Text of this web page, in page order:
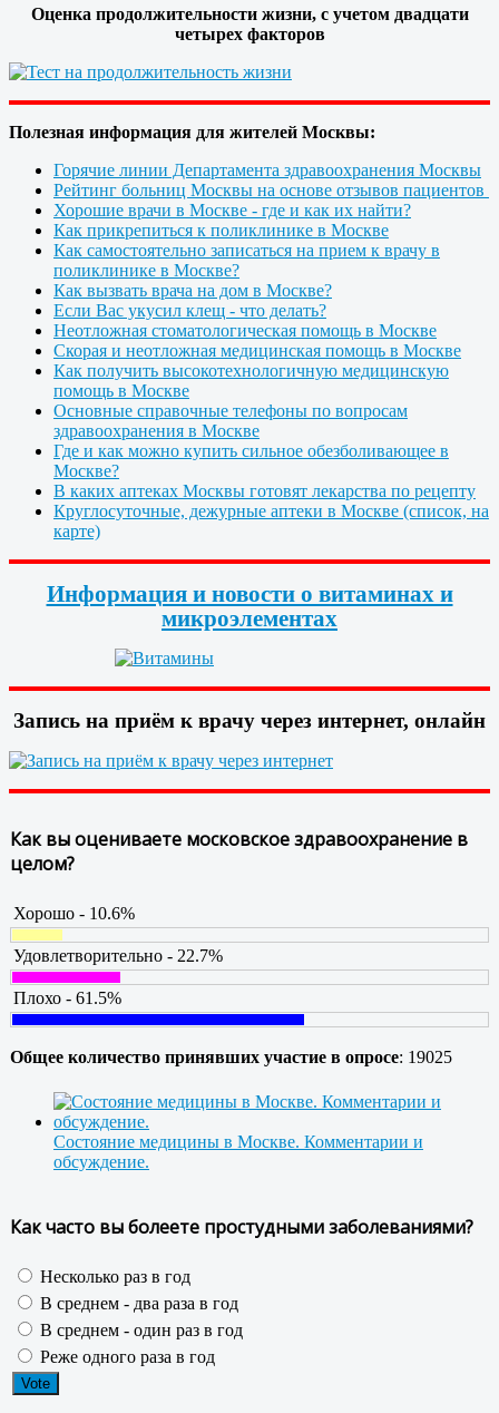
Оценка продолжительности жизни, с учетом двадцати
четырех факторов
Полезная информация для жителей Москвы:
Горячие линии Департамента здравоохранения Москвы
Рейтинг больниц Москвы на основе отзывов пациентов
Хорошие врачи в Москве - где и как их найти?
Как прикрепиться к поликлинике в Москве
Как самостоятельно записаться на прием к врачу в
поликлинике в Москве?
Как вызвать врача на дом в Москве?
Если Вас укусил клещ - что делать?
Неотложная стоматологическая помощь в Москве
Скорая и неотложная медицинская помощь в Москве
Как получить высокотехнологичную медицинскую
помощь в Москве
Основные справочные телефоны по вопросам
здравоохранения в Москве
Где и как можно купить сильное обезболивающее в
Москве?
В каких аптеках Москвы готовят лекарства по рецепту
Круглосуточные, дежурные аптеки в Москве (список, на
карте)
Информация и новости о витаминах и
микроэлементах
Запись на приём к врачу через интернет, онлайн
Как вы оцениваете московское здравоохранение в
целом?
Хорошо - 10.6%
Удовлетворительно - 22.7%
Плохо - 61.5%
Общее количество принявших участие в опросе: 19025
Состояние медицины в Москве. Комментарии и
обсуждение.
Как часто вы болеете простудными заболеваниями?
Несколько раз в год
В среднем - два раза в год
В среднем - один раз в год
Реже одного раза в год